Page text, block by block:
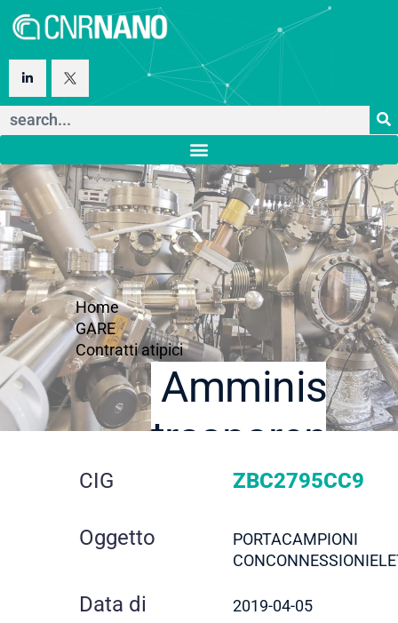
Home
GARE
Contratti atipici
trasparente
dettaglio
gara
CIG ZBC2795CC9
Oggetto
PORTACAMPIONI
Data di
2019-04-05